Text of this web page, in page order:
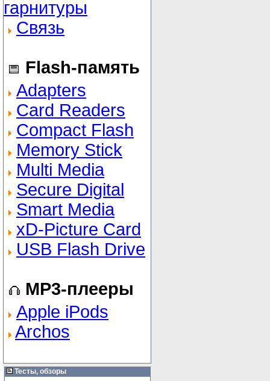
гарнитуры
Связь
Flash-память
Adapters
Card Readers
Compact Flash
Memory Stick
Multi Media
Secure Digital
Smart Media
xD-Picture Card
USB Flash Drive
MP3-плееры
Apple iPods
Archos
Тесты, обзоры